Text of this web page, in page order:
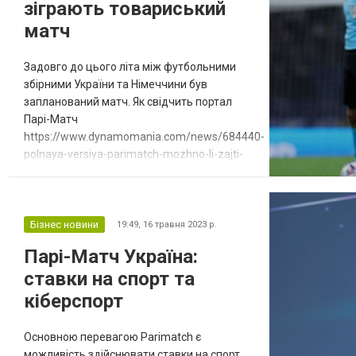
зіграють товариський
матч
Задовго до цього літа між футбольними
збірними України та Німеччини був
запланований матч. Як свідчить портал
Парі-Матч
https://www.dynamomania.com/news/684440-
polnaya-versiya-parimatch-mozhno-li-zajti-
відбудеться у Бремені. Більше детальної
букмекера Parimatch. Особливості
товариського матчу Багато вболів...
Бізнес новини 19:49, 16 травня 2023 р.
Парі-Матч Україна:
ставки на спорт та
кіберспорт
Основною перевагою Parimatch є